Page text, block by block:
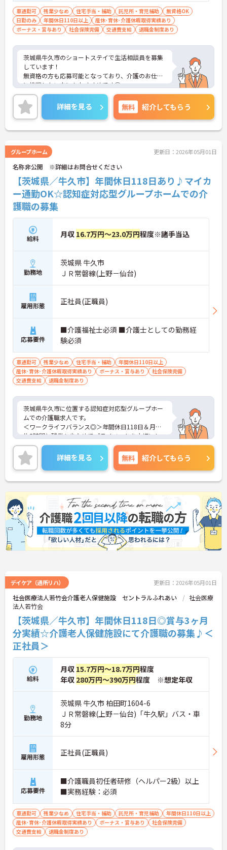
車通勤可 残業少なめ 住宅手当・補助 託児所・育児補助
無資格OK
日勤のみ
年間休日110日以上
産休･育休･介護休暇取得実績あり
ボーナス・賞与あり
社会保険完備 交通費支給 退職金制度あり
茨城県牛久市のショートステイで生活相談員を募集
しています！
無資格の方も応募可能となっており、介護のお仕事
に挑戦したい方にもおすすめです◎
利用可能な託児所や育児・介護休業や、看護休暇の
取得実績がある等ライフスタイルが変わっても長期
的に働ける制度が整っているのも嬉しいポイントで
す♪
ご興味のある方は、面接のポイントをお伝えします
詳細を見る 無料 紹介してもらう
グループホーム 更新日：2026年05月01日
名称非公開 ※詳細はお問合せください
【茨城県／牛久市】年間休日118日あり♪マイカ
ー通勤OK☆認知症対応型グループホームでの介
護職の募集
給料 月収 16.7万円～23.0万円程度※諸手当込
勤務地
茨城県 牛久市
ＪＲ常磐線(上野－仙台)
雇用形態 正社員(正職員)
応募要件
■介護福祉士必須 ■介護士としての勤務経
験必須
車通勤可 残業少なめ 住宅手当・補助
年間休日110日以上
産休･育休･介護休暇取得実績あり
ボーナス・賞与あり
社会保険完備
交通費支給
退職金制度あり
茨城県牛久市に位置する認知症対応型グループホー
ムでの介護職求人です。
＜ワークライフバランス◎＞年間休日118日＆月平
均5時間と残業も少なめでプライベートを大切にし
ながらご勤務いただけます。
＜マイカー通勤OK＞駐車場も完備！雨の日の通勤に
も便利です。
ご興味のある方には、面接対策ポイント等、さらに
詳細をお話ししますのでお気軽にご相談ください！
詳細を見る 無料 紹介してもらう
デイケア（通所リハ） 更新日：2026年05月01日
社会医療法人若竹会介護老人保健施設 セントラルふれあい
社会医療
法人若竹会
【茨城県／牛久市】年間休日118日◎賞与3ヶ月
分実績☆介護老人保健施設にて介護職の募集♪＜
正社員＞
給料
月収 15.7万円～18.7万円程度
年収 280万円～390万円程度 ※想定年収
勤務地
茨城県 牛久市 柏田町1604-6
ＪＲ常磐線(上野－仙台)「牛久駅」バス・車
8分
雇用形態 正社員(正職員)
応募要件
■介護職員初任者研修（ヘルパー2級）以上
■実務経験：必須
車通勤可 残業少なめ 住宅手当・補助 託児所・育児補助
年間休日110日以上
産休･育休･介護休暇取得実績あり
ボーナス・賞与あり
社会保険完備
交通費支給
退職金制度あり